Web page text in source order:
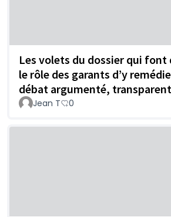
Les volets du dossier qui font
le rôle des garants d’y
débat argumenté,
Jean T 0